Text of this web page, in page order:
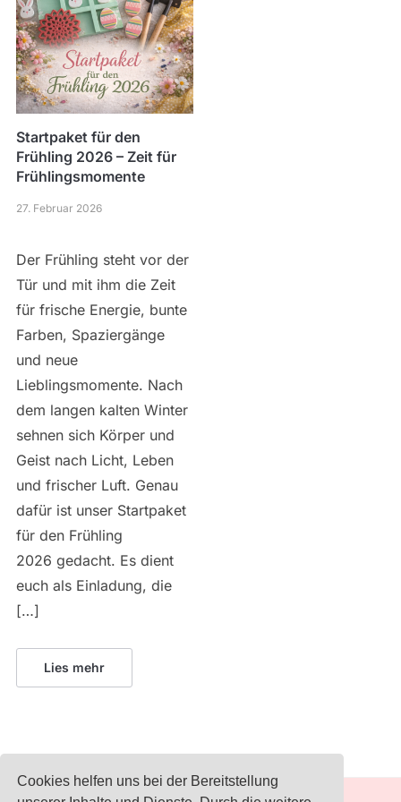
Cookies helfen uns bei der Bereitstellung
Startpaket für den
Frühling 2026 – Zeit für
Frühlingsmomente
27. Februar 2026
Der Frühling steht vor der
Tür und mit ihm die Zeit
für frische Energie, bunte
Farben, Spaziergänge
und neue
Lieblingsmomente. Nach
dem langen kalten Winter
sehnen sich Körper und
Geist nach Licht, Leben
und frischer Luft. Genau
dafür ist unser Startpaket
für den Frühling
2026 gedacht. Es dient
euch als Einladung, die
[…]
Lies mehr